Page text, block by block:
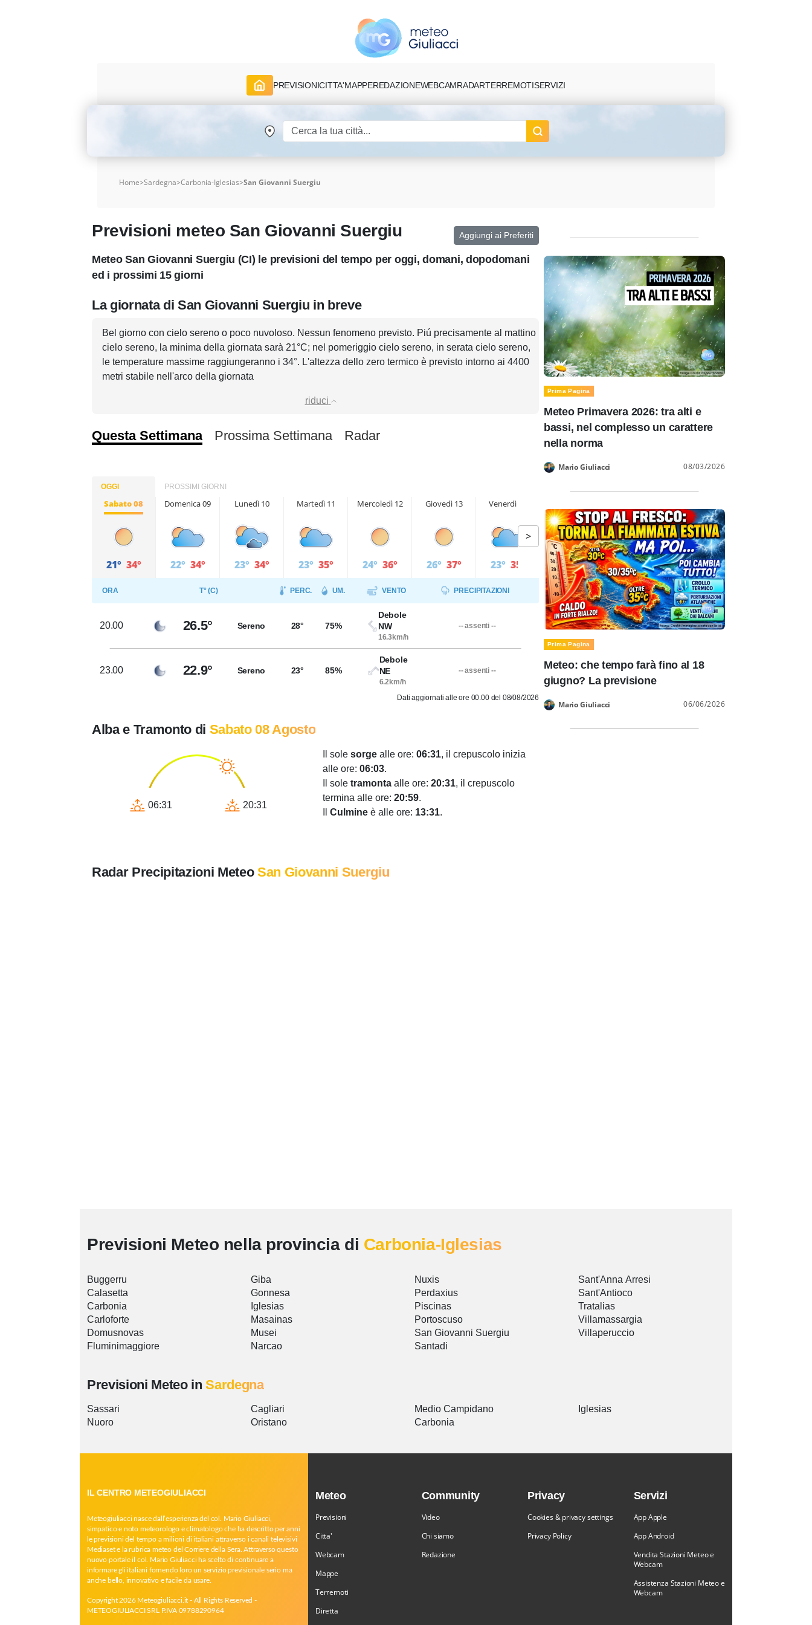
PREVISIONICITTA'MAPPEREDAZIONEWEBCAMRADARTERREMOTISERVIZI
Home>Sardegna>Carbonia-Iglesias>San Giovanni Suergiu
Previsioni meteo San Giovanni Suergiu Aggiungi ai Preferiti
Meteo San Giovanni Suergiu (CI) le previsioni del tempo per oggi, domani, dopodomani
ed i prossimi 15 giorni
La giornata di San Giovanni Suergiu in breve
Bel giorno con cielo sereno o poco nuvoloso. Nessun fenomeno previsto. Piú precisamente al mattino
cielo sereno, la minima della giornata sarà 21°C; nel pomeriggio cielo sereno, in serata cielo sereno,
le temperature massime raggiungeranno i 34°. L'altezza dello zero termico è previsto intorno ai 4400
metri stabile nell'arco della giornata
riduci
Questa Settimana Prossima Settimana Radar
OGGI PROSSIMI GIORNI
Sabato 08
21° 34°
Domenica 09
22° 34°
Lunedì 10
23° 34°
Martedì 11
23° 35°
Mercoledì 12
24° 36°
Giovedì 13
26° 37°
Venerdì 14
23° 35°
>
ORA T° (C) PERC. UM. VENTO PRECIPITAZIONI
20.00 26.5° Sereno 28° 75%
Debole
NW
16.3km/h
-- assenti --
23.00 22.9° Sereno 23° 85%
Debole
NE
6.2km/h
-- assenti --
Dati aggiornati alle ore 00.00 del 08/08/2026
Alba e Tramonto di Sabato 08 Agosto
06:31 20:31
Il sole sorge alle ore: 06:31, il crepuscolo inizia
alle ore: 06:03.
Il sole tramonta alle ore: 20:31, il crepuscolo
termina alle ore: 20:59.
Culmine è alle ore: 13:31.
Radar Precipitazioni MeteoSan Giovanni Suergiu
Prima Pagina
Meteo Primavera 2026: tra alti e
bassi, nel complesso un carattere
nella norma
Mario Giuliacci 08/03/2026
Prima Pagina
Meteo: che tempo farà fino al 18
giugno? La previsione
Mario Giuliacci 06/06/2026
Previsioni Meteo nella provincia di Carbonia-Iglesias
Buggerru
Calasetta
Carbonia
Carloforte
Domusnovas
Fluminimaggiore
Giba
Gonnesa
Iglesias
Masainas
Musei
Narcao
Nuxis
Perdaxius
Piscinas
Portoscuso
San Giovanni Suergiu
Santadi
Sant'Anna Arresi
Sant'Antioco
Tratalias
Villamassargia
Villaperuccio
Previsioni Meteo inSardegna
Sassari
Nuoro
Cagliari
Oristano
Medio Campidano
Carbonia
Iglesias
IL CENTRO METEOGIULIACCI
Meteogiuliacci nasce dall’esperienza del col. Mario Giuliacci,
simpatico e noto meteorologo e climatologo che ha descritto per anni
le previsioni del tempo a milioni di italiani attraverso i canali televisivi
Mediaset e la rubrica meteo del Corriere della Sera. Attraverso questo
nuovo portale il col. Mario Giuliacci ha scelto di continuare a
informare gli italiani fornendo loro un servizio previsionale serio ma
anche bello, innovativo e facile da usare.
Copyright 2026 Meteogiuliacci.it - All Rights Reserved -
METEOGIULIACCI SRL P.IVA 09788290964
Meteo
Previsioni
Citta'
Webcam
Mappe
Terremoti
Diretta
Community
Video
Chi siamo
Redazione
Privacy
Cookies & privacy settings
Privacy Policy
Servizi
App Apple
App Android
Vendita Stazioni Meteo e
Webcam
Assistenza Stazioni Meteo e
Webcam